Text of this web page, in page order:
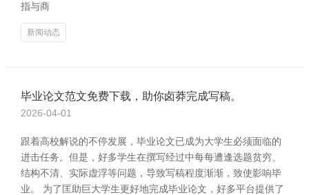
指与商
新闻动态
毕业论文范文免费下载，助你卤莽完成写稿。
2026-04-01
跟着高校解说的不停发展，毕业论文已成为大学生必须面临的
进击任务。但是，好多学生在撰写经过中每每遭逢选题贫穷、
结构不清、实际虚浮等问题，导致写稿程度渐渐，致使影响毕
业。 为了匡助巨大学生更好地完成毕业论文，好多平台提供了